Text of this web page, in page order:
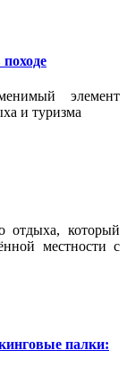
элемент
и туризма
который
местности с
палки: